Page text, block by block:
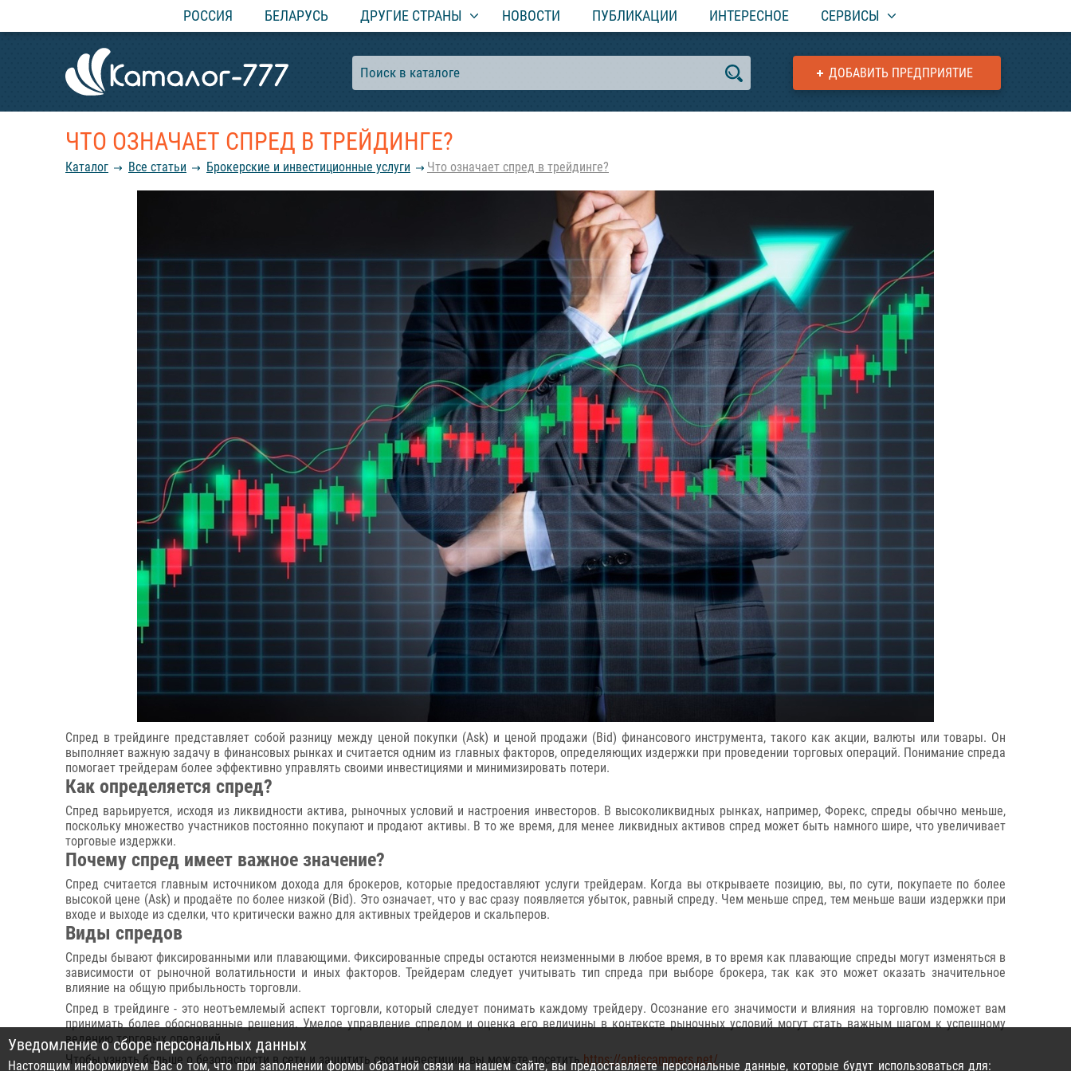
РОССИЯ БЕЛАРУСЬ ДРУГИЕ СТРАНЫ НОВОСТИ ПУБЛИКАЦИИ ИНТЕРЕСНОЕ СЕРВИСЫ
ДОБАВИТЬ ПРЕДПРИЯТИЕ
ЧТО ОЗНАЧАЕТ СПРЕД В ТРЕЙДИНГЕ?
Каталог Все статьи Брокерские и инвестиционные услуги Что означает спред в трейдинге?
Спред в трейдинге представляет собой разницу между ценой покупки (Ask) и ценой продажи (Bid) финансового инструмента, такого как акции, валюты или товары. Он
выполняет важную задачу в финансовых рынках и считается одним из главных факторов, определяющих издержки при проведении торговых операций. Понимание спреда
помогает трейдерам более эффективно управлять своими инвестициями и минимизировать потери.
Как определяется спред?
Спред варьируется, исходя из ликвидности актива, рыночных условий и настроения инвесторов. В высоколиквидных рынках, например, Форекс, спреды обычно меньше,
поскольку множество участников постоянно покупают и продают активы. В то же время, для менее ликвидных активов спред может быть намного шире, что увеличивает
торговые издержки.
Почему спред имеет важное значение?
Спред считается главным источником дохода для брокеров, которые предоставляют услуги трейдерам. Когда вы открываете позицию, вы, по сути, покупаете по более
высокой цене (Ask) и продаёте по более низкой (Bid). Это означает, что у вас сразу появляется убыток, равный спреду. Чем меньше спред, тем меньше ваши издержки при
входе и выходе из сделки, что критически важно для активных трейдеров и скальперов.
Виды спредов
Спреды бывают фиксированными или плавающими. Фиксированные спреды остаются неизменными в любое время, в то время как плавающие спреды могут изменяться в
зависимости от рыночной волатильности и иных факторов. Трейдерам следует учитывать тип спреда при выборе брокера, так как это может оказать значительное
влияние на общую прибыльность торговли.
Спред в трейдинге - это неотъемлемый аспект торговли, который следует понимать каждому трейдеру. Осознание его значимости и влияния на торговлю поможет вам
принимать более обоснованные решения. Умелое управление спредом и оценка его величины в контексте рыночных условий могут стать важным шагом к успешному
ведению торговых операций.
Чтобы узнать больше о безопасности в сети и защитить свои инвестиции, вы можете посетитьhttps://antiscammers.net/.
Уведомление о сборе персональных данных
Настоящим информируем Вас о том, что при заполнении формы обратной связи на нашем сайте, вы предоставляете персональные данные, которые будут использоваться для: